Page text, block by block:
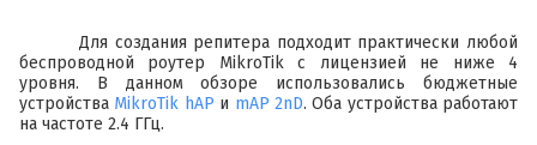
Для создания репитера подходит практически любой
беспроводной роутер MikroTik с лицензией не ниже 4
уровня. В данном обзоре использовались бюджетные
устройства MikroTik hAP и mAP 2nD. Оба устройства работают
на частоте 2.4 ГГц.